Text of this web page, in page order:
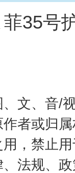
35号
、文、音/
者或归
，禁止
法规、